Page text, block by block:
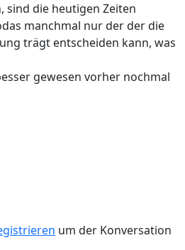
sind die heutigen Zeiten
manchmal nur der der die
trägt entscheiden kann, was
gewesen vorher nochmal
um der Konversation